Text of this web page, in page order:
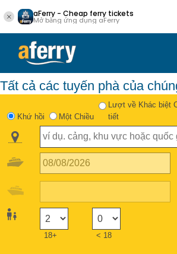
aFerry - Cheap ferry tickets
Mở bằng ứng dụng aFerry
Tất cả các tuyến phà của
Khứ hồi Một Chiều
Lượt về Khác biệt
tiết
18+ < 18